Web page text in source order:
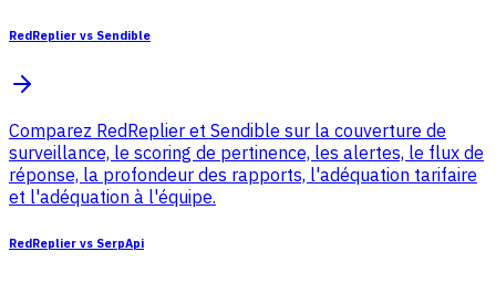
RedReplier vs Sendible
Comparez RedReplier et Sendible sur la couverture de
surveillance, le scoring de pertinence, les alertes, le flux de
réponse, la profondeur des rapports, l'adéquation tarifaire
et l'adéquation à l'équipe.
RedReplier vs SerpApi